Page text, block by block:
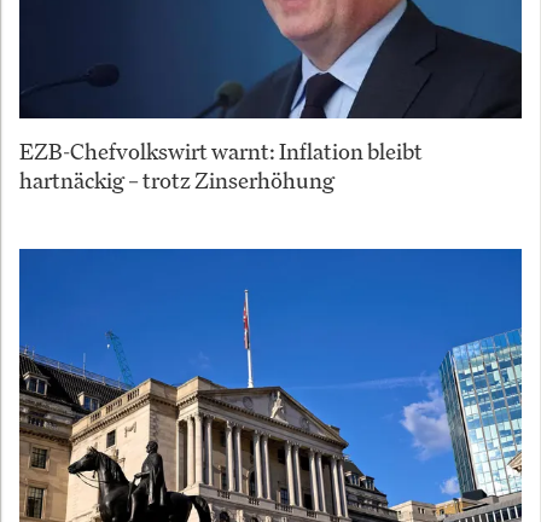
EZB-Chefvolkswirt warnt: Inflation bleibt
hartnäckig – trotz Zinserhöhung